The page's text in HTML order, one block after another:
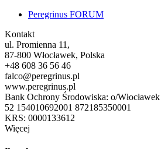
Peregrinus FORUM
Kontakt
ul. Promienna 11,
87-800 Włocławek, Polska
+48 608 36 56 46
falco@peregrinus.pl
www.peregrinus.pl
Bank Ochrony Środowiska: o/Włocławek
52 154010692001 872185350001
KRS: 0000133612
Więcej